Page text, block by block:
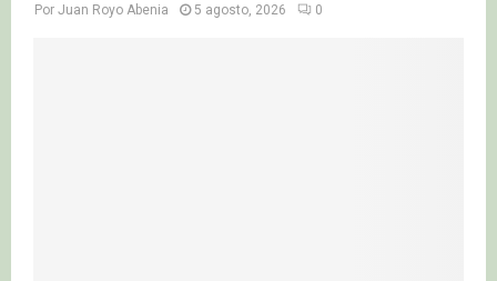
Por Juan Royo Abenia 5 agosto, 2026 0